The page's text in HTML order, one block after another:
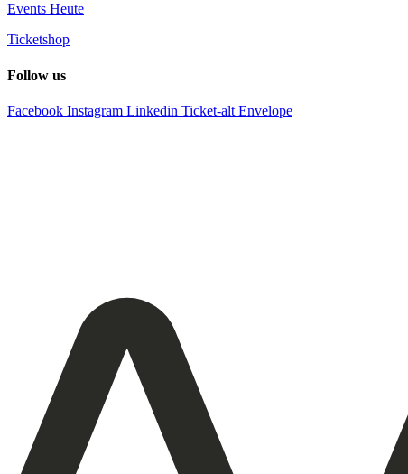
Events Heute
Ticketshop
Follow us
Facebook Instagram Linkedin Ticket-alt Envelope